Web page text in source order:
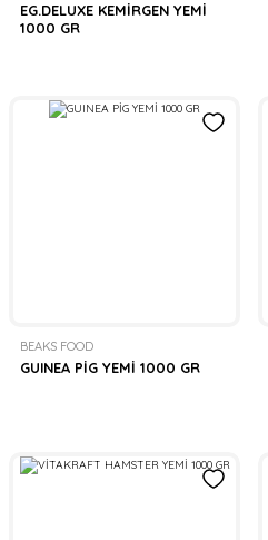
EG.DELUXE KEMİRGEN YEMİ
1000 GR
BEAKS FOOD
GUINEA PİG YEMİ 1000 GR